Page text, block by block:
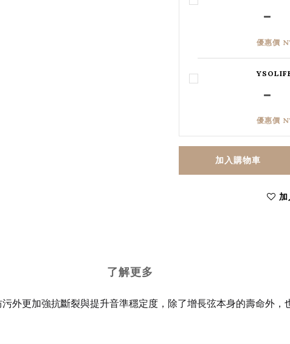
優惠價
優惠價
加入購物車
了解更多
外更加強抗斷裂與提升音準穩定度，除了增長弦本身的壽命外，